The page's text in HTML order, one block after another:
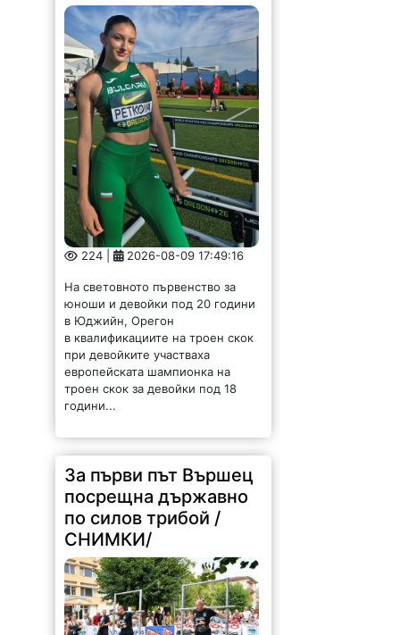
224 | 2026-08-09 17:49:16
На световното първенство за
юноши и девойки под 20 години
в Юджийн, Орегон
в квалификациите на троен скок
при девойките участваха
европейската шампионка на
троен скок за девойки под 18
години...
За първи път Вършец
посрещна държавно
по силов трибой /
СНИМКИ/